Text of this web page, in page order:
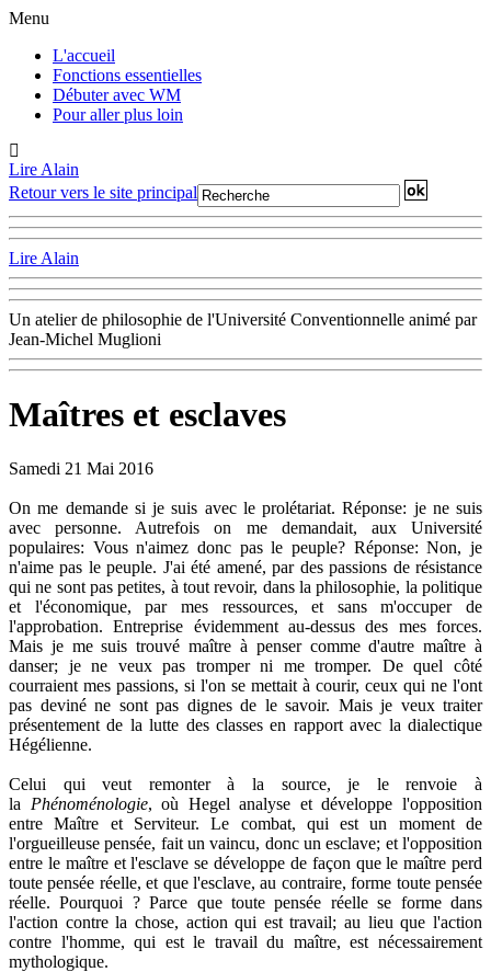
Menu
L'accueil
Fonctions essentielles
Débuter avec WM
Pour aller plus loin
Lire Alain
Retour vers le site principal
Lire Alain
Un atelier de philosophie de l'Université Conventionnelle animé par
Jean-Michel Muglioni
Maîtres et esclaves
Samedi 21 Mai 2016
On me demande si je suis avec le prolétariat. Réponse: je ne suis
avec personne. Autrefois on me demandait, aux Université
populaires: Vous n'aimez donc pas le peuple? Réponse: Non, je
n'aime pas le peuple. J'ai été amené, par des passions de résistance
qui ne sont pas petites, à tout revoir, dans la philosophie, la politique
et l'économique, par mes ressources, et sans m'occuper de
l'approbation. Entreprise évidemment au-dessus des mes forces.
Mais je me suis trouvé maître à penser comme d'autre maître à
danser; je ne veux pas tromper ni me tromper. De quel côté
courraient mes passions, si l'on se mettait à courir, ceux qui ne l'ont
pas deviné ne sont pas dignes de le savoir. Mais je veux traiter
présentement de la lutte des classes en rapport avec la dialectique
Hégélienne.
Celui qui veut remonter à la source, je le renvoie à
la Phénoménologie, où Hegel analyse et développe l'opposition
entre Maître et Serviteur. Le combat, qui est un moment de
l'orgueilleuse pensée, fait un vaincu, donc un esclave; et l'opposition
entre le maître et l'esclave se développe de façon que le maître perd
toute pensée réelle, et que l'esclave, au contraire, forme toute pensée
réelle. Pourquoi ? Parce que toute pensée réelle se forme dans
l'action contre la chose, action qui est travail; au lieu que l'action
contre l'homme, qui est le travail du maître, est nécessairement
mythologique.